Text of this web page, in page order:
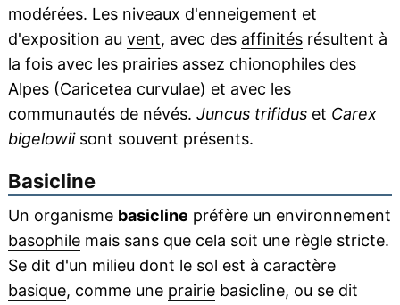
modérées. Les niveaux d'enneigement et
d'exposition au vent, avec des affinitésrésultent à
la fois avec les prairies assez chionophiles des
Alpes (Caricetea curvulae) et avec les
communautés de névés. Juncus trifiduset Carex
bigelowiisont souvent présents.
Basicline
Un organisme basicline préfère un environnement
basophilemais sans que cela soit une règle stricte.
Se dit d'un milieu dont le sol est à caractère
basique, comme une prairiebasicline, ou se dit